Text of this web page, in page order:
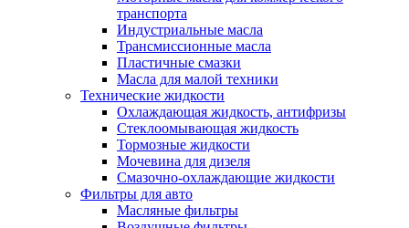
транспорта
Индустриальные масла
Трансмиссионные масла
Пластичные смазки
Масла для малой техники
Технические жидкости
Охлаждающая жидкость, антифризы
Стеклоомывающая жидкость
Тормозные жидкости
Мочевина для дизеля
Смазочно-охлаждающие жидкости
Фильтры для авто
Масляные фильтры